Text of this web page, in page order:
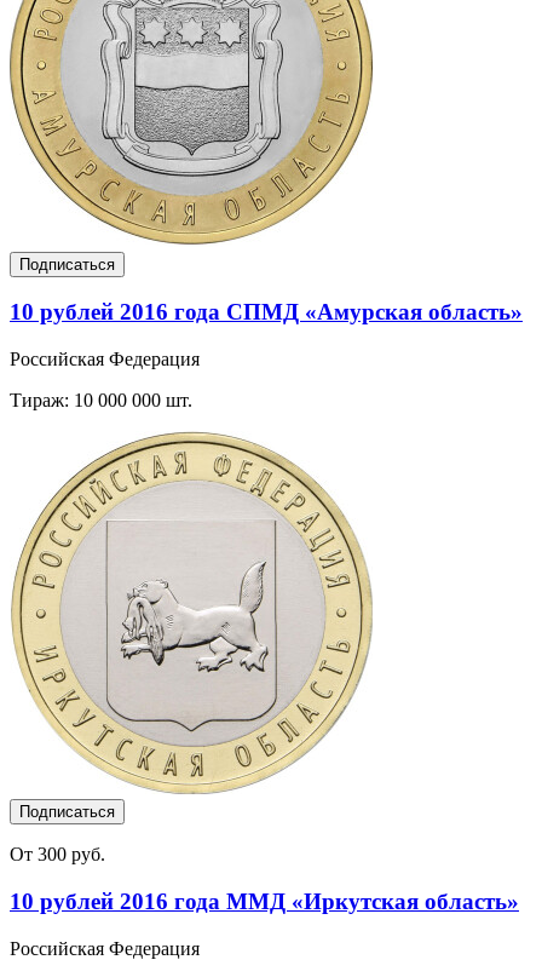
Подписаться
10 рублей 2016 года СПМД «Амурская область»
Российская Федерация
Тираж: 10 000 000 шт.
Подписаться
От 300 руб.
10 рублей 2016 года ММД «Иркутская область»
Российская Федерация